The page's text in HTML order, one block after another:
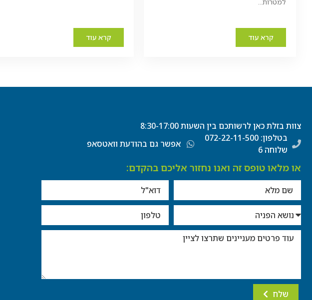
קרא עוד קרא עוד
צוות בזלת כאן לרשותכם בין השעות 8:30-17:00
אפשר גם בהודעת וואטסאפ
או מלאו טופס זה ואנו נחזור אליכם בהקדם:
שלח